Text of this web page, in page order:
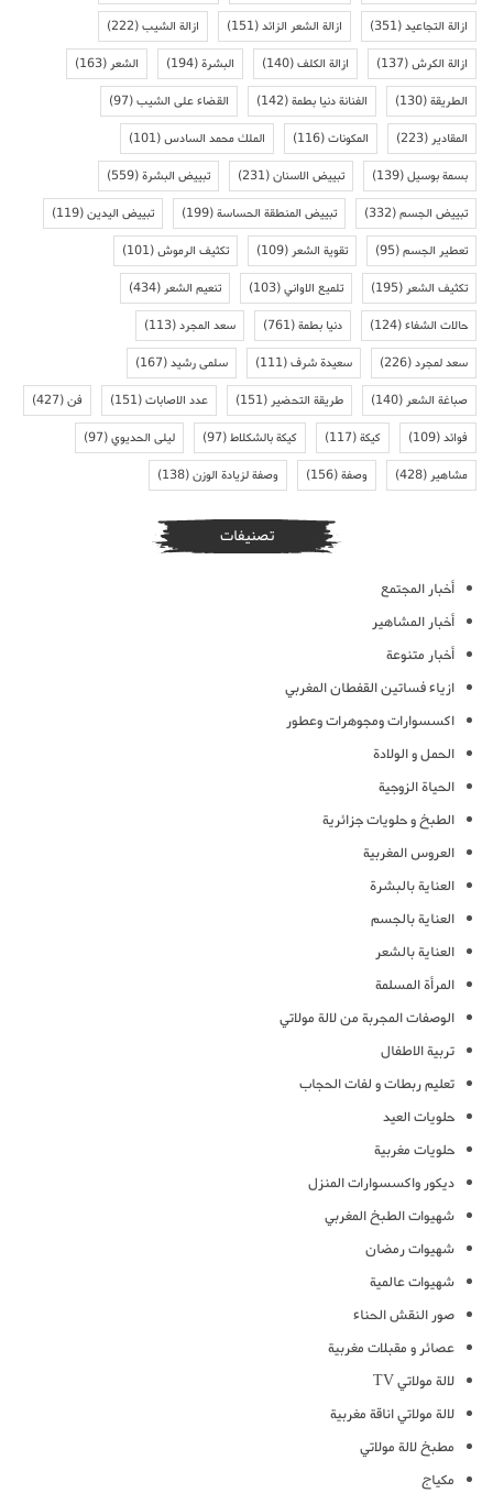
ازالة التجاعيد(351) ازالة الشعر الزائد(151) ازالة الشيب(222)
ازالة الكرش(137) ازالة الكلف(140) البشرة(194) الشعر(163)
الطريقة(130) الفنانة دنيا بطمة(142) القضاء على الشيب(97)
المقادير(223) المكونات(116) الملك محمد السادس(101)
بسمة بوسيل(139) تبييض الاسنان(231) تبييض البشرة(559)
تبييض الجسم(332) تبييض المنطقة الحساسة(199) تبييض اليدين(119)
تعطير الجسم(95) تقوية الشعر(109) تكثيف الرموش(101)
تكثيف الشعر(195) تلميع الاواني(103) تنعيم الشعر(434)
حالات الشفاء(124) دنيا بطمة(761) سعد المجرد(113)
سعد لمجرد(226) سعيدة شرف(111) سلمى رشيد(167)
صباغة الشعر(140) طريقة التحضير(151) عدد الاصابات(151) فن(427)
فوائد(109) كيكة(117) كيكة بالشكلاط(97) ليلى الحديوي(97)
مشاهير(428) وصفة(156) وصفة لزيادة الوزن(138)
تصنيفات
أخبار المجتمع
أخبار المشاهير
أخبار متنوعة
ازياء فساتين القفطان المغربي
اكسسوارات ومجوهرات وعطور
الحمل و الولادة
الحياة الزوجية
الطبخ و حلويات جزائرية
العروس المغربية
العناية بالبشرة
العناية بالجسم
العناية بالشعر
المرأة المسلمة
الوصفات المجربة من لالة مولاتي
تربية الاطفال
تعليم ربطات و لفات الحجاب
حلويات العيد
حلويات مغربية
ديكور واكسسوارات المنزل
شهيوات الطبخ المغربي
شهيوات رمضان
شهيوات عالمية
صور النقش الحناء
عصائر و مقبلات مغربية
لالة مولاتي TV
لالة مولاتي اناقة مغربية
مطبخ لالة مولاتي
مكياج